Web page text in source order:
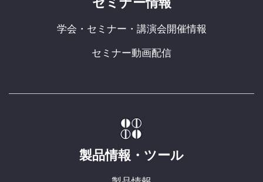
学会・セミナー・講演会開催情報
セミナー動画配信
製品情報・ツール